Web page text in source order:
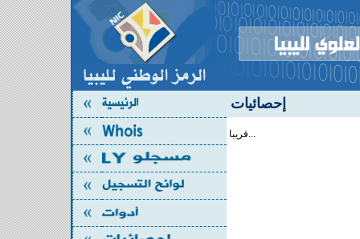
إحصائيات
قريبا...